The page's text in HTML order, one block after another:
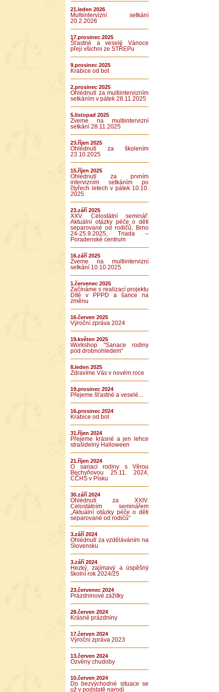
21.leden 2026
Multiintervizní setkání
20.2.2026
17.prosinec 2025
Šťastné a veselé Vánoce
přejí všichni ze STŘEPu
9.prosinec 2025
Krabice od bot
2.prosinec 2025
Ohlédnutí za multiintervizním
setkáním v pátek 28.11.2025
5.listopad 2025
Zveme na multiintervizní
setkání 28.11.2025
23.říjen 2025
Ohlédnutí za školením
23.10.2025
15.říjen 2025
Ohlédnutí za prvním
intervizním setkáním po
čtyřech letech v pátek 10.10.
2025
23.září 2025
XXV. Celostátní seminář:
Aktuální otázky péče o děti
separované od rodičů, Brno
24-25.9.2025, Triada –
Poradenské centrum
16.září 2025
Zveme na multiintervizní
setkání 10.10.2025
1.červenec 2025
Začínáme s realizací projektu
Dítě v PPPD a šance na
změnu
16.červen 2025
Výroční zpráva 2024
19.květen 2025
Workshop "Sanace rodiny
pod drobnohledem"
8.leden 2025
Zdravíme Vás v novém roce
19.prosinec 2024
Přejeme šťastné a veselé...
16.prosinec 2024
Krabice od bot
31.říjen 2024
Přejeme krásné a jen lehce
strašidelný Halloween
21.říjen 2024
O sanaci rodiny s Věrou
Bechyňovou 25.11. 2024,
CČHS v Písku
30.září 2024
Ohlédnutí za XXIV.
Celostátním seminářem
„Aktuální otázky péče o děti
separované od rodičů“
3.září 2024
Ohlédnutí za vzděláváním na
Slovensku
3.září 2024
Hezký, zajímavý a úspěšný
školní rok 2024/25
23.červenec 2024
Prázdninové zážitky
28.červen 2024
Krásné prázdniny
17.červen 2024
Výroční zpráva 2023
13.červen 2024
Ozvěny chudoby
10.červen 2024
Do bezvýchodné situace se
už v podstatě narodí